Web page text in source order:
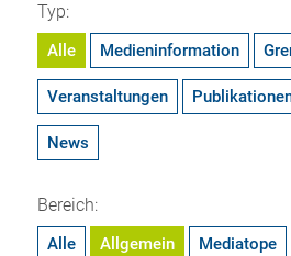
Typ:
Alle Medieninformation
Veranstaltungen
News
Bereich:
Alle Allgemein Mediatope